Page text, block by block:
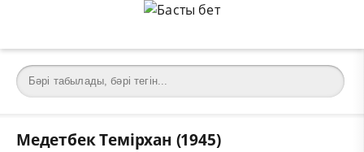
Медетбек Темірхан (1945)